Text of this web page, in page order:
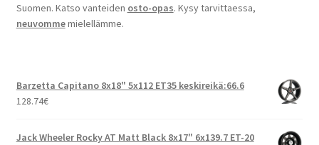
Suomen. Katso vanteiden osto-opas. Kysy tarvittaessa,
neuvommemielellämme.
Barzetta Capitano 8x18" 5x112 ET35 keskireikä:66.6
128.74€
Jack Wheeler Rocky AT Matt Black 8x17" 6x139.7 ET-20